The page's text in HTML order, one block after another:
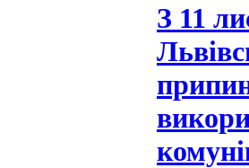
З 11